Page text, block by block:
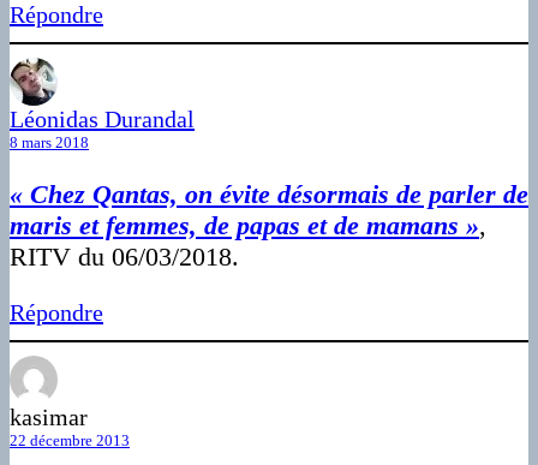
Répondre
Léonidas Durandal
8 mars 2018
« Chez Qantas, on évite désormais de parler de
maris et femmes, de papas et de mamans »,
RITV du 06/03/2018.
Répondre
kasimar
22 décembre 2013